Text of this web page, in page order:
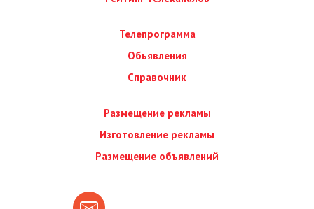
Телепрограмма
Обьявления
Справочник
Размещение рекламы
Изготовление рекламы
Размещение объявлений